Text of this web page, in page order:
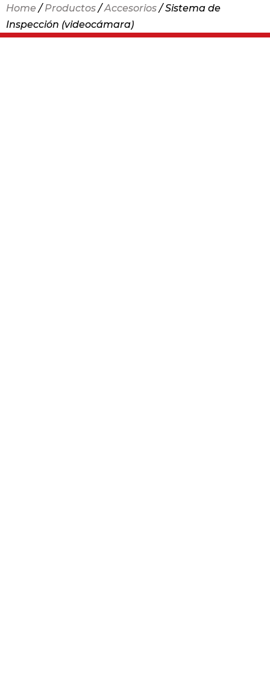
Home /Productos/Accesorios/ Sistema de
Inspección (videocámara)